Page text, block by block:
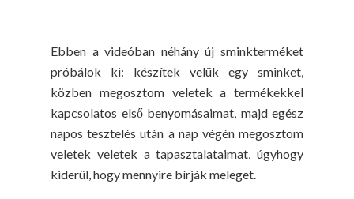
Ebben a videóban néhány új sminkterméket
próbálok ki: készítek velük egy sminket,
közben megosztom veletek a termékekkel
kapcsolatos első benyomásaimat, majd egész
napos tesztelés után a nap végén megosztom
veletek veletek a tapasztalataimat, úgyhogy
kiderül, hogy mennyire bírják meleget.